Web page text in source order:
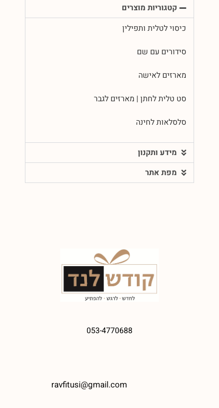
קטגוריות מוצרים
כיסוי לטלית ותפילין
סידורים עם שם
מארזים לאישה
סט טלית לחתן | מארזים לגבר
סלסלאות לחינה
מידע ותקנון
מפת אתר
053-4770688